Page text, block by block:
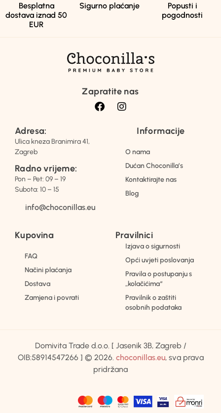
Besplatna
dostava iznad 50
EUR
Sigurno plaćanje
Popusti i
pogodnosti
Zapratite nas
Adresa:
Ulica kneza Branimira 41,
Zagreb
Radno vrijeme:
Pon – Pet: 09 – 19
Subota: 10 – 15
info@choconillas.eu
Informacije
O nama
Dućan Choconilla’s
Kontaktirajte nas
Blog
Kupovina
FAQ
Načini plaćanja
Dostava
Zamjena i povrati
Pravilnici
Izjava o sigurnosti
Opći uvjeti poslovanja
Pravila o postupanju s
„kolačićima“
Pravilnik o zaštiti
osobnih podataka
Domivita Trade d.o.o. [ Jasenik 3B, Zagreb /
OIB:58914547266 ] © 2026. choconillas.eu, sva prava
pridržana